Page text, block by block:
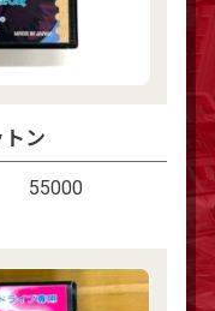
トン
55000